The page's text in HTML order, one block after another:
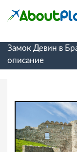
Замок Девин в
описание